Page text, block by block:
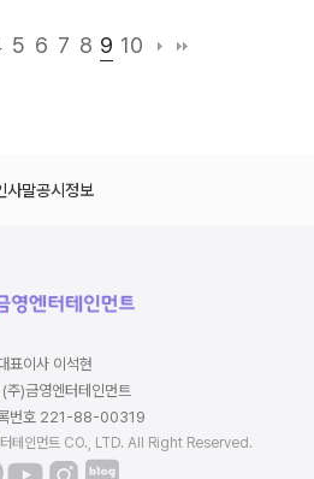
5 6 7 8 9 10
사말공시정보
표이사 이석현
주)금영엔터테인먼트
번호 221-88-00319
인먼트 CO., LTD. All Right Reserved.